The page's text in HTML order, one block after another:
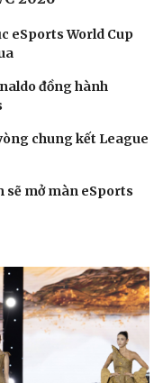
eSports World Cup
đồng hành
chung kết League
sẽ mở màn eSports